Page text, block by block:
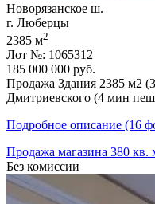
Новорязанское ш.
г. Люберцы
2385 м2
Лот №: 1065312
185 000 000 руб.
Продажа Здания 2385 м2
Дмитриевского (4 мин
Подробное описание (16
Продажа магазина 380
Без комиссии